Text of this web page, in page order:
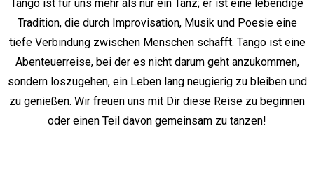
Tango ist für uns mehr als nur ein Tanz; er ist eine lebendige
Tradition, die durch Improvisation, Musik und Poesie eine
tiefe Verbindung zwischen Menschen schafft. Tango ist eine
Abenteuerreise, bei der es nicht darum geht anzukommen,
sondern loszugehen, ein Leben lang neugierig zu bleiben und
zu genießen. Wir freuen uns mit Dir diese Reise zu beginnen
oder einen Teil davon gemeinsam zu tanzen!